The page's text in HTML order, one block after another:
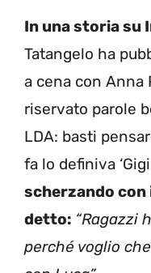
In una storia su
Tatangelo ha
a cena con
riservato parole
LDA: basti
fa lo definiva ‘Gigi
scherzando con
detto: “Ragazzi
perché voglio